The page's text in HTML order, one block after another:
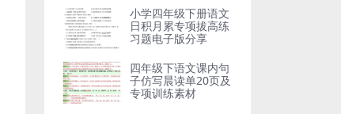
小学四年级下册语文
日积月累专项拔高练
习题电子版分享
四年级下语文课内句
子仿写晨读单20页及
专项训练素材